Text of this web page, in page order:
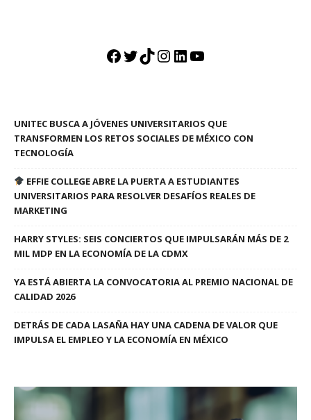
Facebook
Twitter
TikTok
Instagram
LinkedIn
YouTube
UNITEC BUSCA A JÓVENES UNIVERSITARIOS QUE
TRANSFORMEN LOS RETOS SOCIALES DE MÉXICO CON
TECNOLOGÍA
EFFIE COLLEGE ABRE LA PUERTA A ESTUDIANTES
UNIVERSITARIOS PARA RESOLVER DESAFÍOS REALES DE
MARKETING
HARRY STYLES: SEIS CONCIERTOS QUE IMPULSARÁN MÁS DE 2
MIL MDP EN LA ECONOMÍA DE LA CDMX
YA ESTÁ ABIERTA LA CONVOCATORIA AL PREMIO NACIONAL DE
CALIDAD 2026
DETRÁS DE CADA LASAÑA HAY UNA CADENA DE VALOR QUE
IMPULSA EL EMPLEO Y LA ECONOMÍA EN MÉXICO